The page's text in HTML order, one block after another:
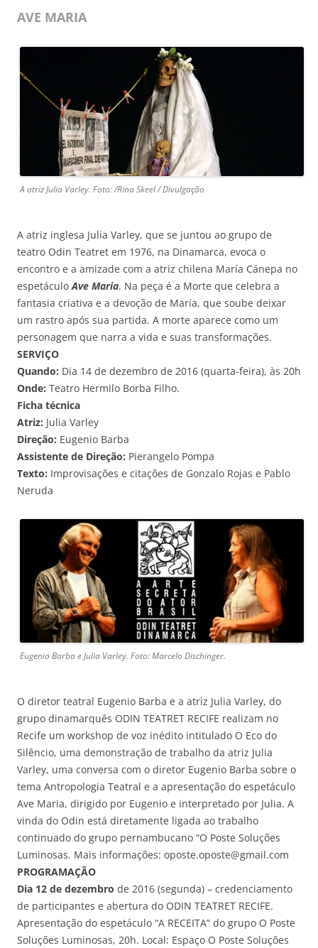
AVE MARIA
A atriz Julia Varley. Foto: /Rina Skeel / Divulgação
A atriz inglesa Julia Varley, que se juntou ao grupo de
teatro Odin Teatret em 1976, na Dinamarca, evoca o
encontro e a amizade com a atriz chilena María Cánepa no
espetáculo Ave Maria. Na peça é a Morte que celebra a
fantasia criativa e a devoção de María, que soube deixar
um rastro após sua partida. A morte aparece como um
personagem que narra a vida e suas transformações.
SERVIÇO
Quando: Dia 14 de dezembro de 2016 (quarta-feira), às 20h
Onde: Teatro Hermilo Borba Filho.
Ficha técnica
Atriz: Julia Varley
Direção: Eugenio Barba
Assistente de Direção: Pierangelo Pompa
Texto: Improvisações e citações de Gonzalo Rojas e Pablo
Neruda
Eugenio Barba e Julia Varley. Foto: Marcelo Dischinger.
O diretor teatral Eugenio Barba e a atriz Julia Varley, do
grupo dinamarquês ODIN TEATRET RECIFE realizam no
Recife um workshop de voz inédito intitulado O Eco do
Silêncio, uma demonstração de trabalho da atriz Julia
Varley, uma conversa com o diretor Eugenio Barba sobre o
tema Antropologia Teatral e a apresentação do espetáculo
Ave Maria, dirigido por Eugenio e interpretado por Julia. A
vinda do Odin está diretamente ligada ao trabalho
continuado do grupo pernambucano “O Poste Soluções
Luminosas. Mais informações: oposte.oposte@gmail.com
PROGRAMAÇÃO
Dia 12 de dezembro de 2016 (segunda) – credenciamento
de participantes e abertura do ODIN TEATRET RECIFE.
Apresentação do espetáculo “A RECEITA” do grupo O Poste
Soluções Luminosas, 20h. Local: Espaço O Poste Soluções